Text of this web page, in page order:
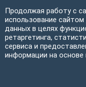
Продолжая работу с
использование
данных в целях
ретаргетинга,
сервиса и
информации на основе